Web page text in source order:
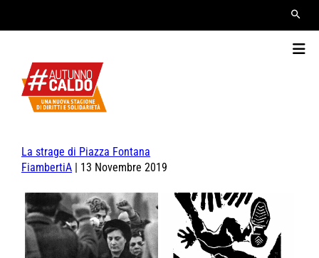
La strage di Piazza Fontana
FiambertiA | 13 Novembre 2019